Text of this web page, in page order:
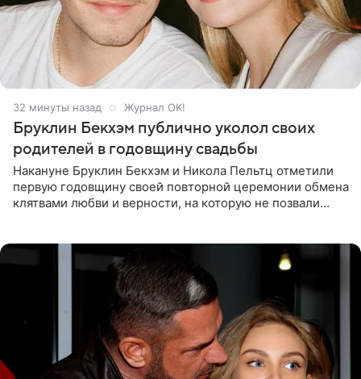
32 минуты назад Журнал OK!
Бруклин Бекхэм публично уколол своих
родителей в годовщину свадьбы
Накануне Бруклин Бекхэм и Никола Пельтц отметили
первую годовщину своей повторной церемонии обмена
клятвами любви и верности, на которую не позвали